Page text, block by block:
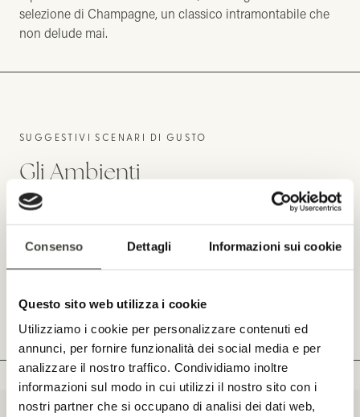
Consenso Dettagli Informazioni sui cookie
Questo sito web utilizza i cookie
Utilizziamo i cookie per personalizzare contenuti ed
annunci, per fornire funzionalità dei social media e per
analizzare il nostro traffico. Condividiamo inoltre
informazioni sul modo in cui utilizzi il nostro sito con i
nostri partner che si occupano di analisi dei dati web,
selezione di Champagne, un classico intramontabile che
non delude mai.
SUGGESTIVI SCENARI DI GUSTO
Gli Ambienti
profumati, La Ciminea emana un’eleganza rustica di
caminetto alla veranda con sguardo sulla piscina, fino al
pergolato, immerso nell’autentica campagna gallurese.